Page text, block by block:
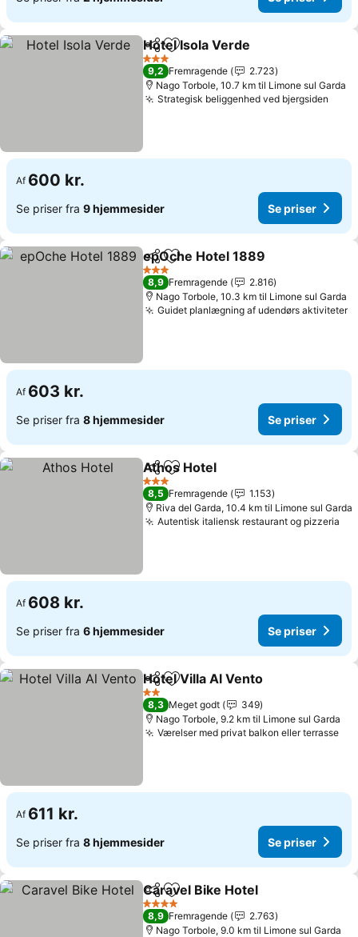
Del Føj til favoritter
Hotel Isola Verde
3 Stjerner
9,2 Fremragende
2.723
Nago Torbole, 10.7 km til Limone sul Garda
Strategisk beliggenhed ved bjergsiden
Af 600 kr.
Se priser fra 9 hjemmesider Se priser
Del Føj til favoritter
epOche Hotel 1889
3 Stjerner
8,9 Fremragende
2.816
Nago Torbole, 10.3 km til Limone sul Garda
Guidet planlægning af udendørs aktiviteter
Af 603 kr.
Se priser fra 8 hjemmesider Se priser
Del Føj til favoritter
Athos Hotel
3 Stjerner
8,5 Fremragende
1.153
Riva del Garda, 10.4 km til Limone sul Garda
Autentisk italiensk restaurant og pizzeria
Af 608 kr.
Se priser fra 6 hjemmesider Se priser
Del Føj til favoritter
Hotel Villa Al Vento
2 Stjerner
8,3 Meget godt
349
Nago Torbole, 9.2 km til Limone sul Garda
Værelser med privat balkon eller terrasse
Af 611 kr.
Se priser fra 8 hjemmesider Se priser
Del Føj til favoritter
Caravel Bike Hotel
4 Stjerner
8,9 Fremragende
2.763
Nago Torbole, 9.0 km til Limone sul Garda